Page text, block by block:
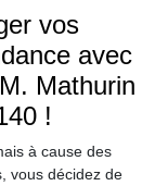
vos
avec
Mathurin
!
à cause des
vous décidez de